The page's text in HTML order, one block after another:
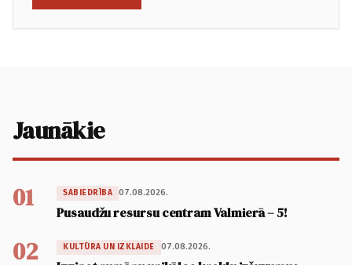
Jaunākie
01 SABIEDRĪBA 07.08.2026.
Pusaudžu resursu centram Valmierā – 5!
02 KULTŪRA UN IZKLAIDE 07.08.2026.